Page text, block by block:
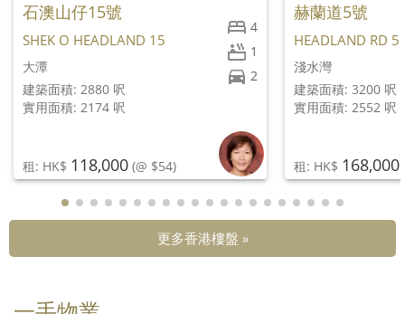
4
1
2
石澳山仔15號
SHEK O HEADLAND 15
大潭
建築面積: 2880 呎
實用面積: 2174 呎
租: HK$ 118,000 (@ $54)
赫蘭道5號
HEADLAND RD 5
淺水灣
建築面積: 3200 呎
實用面積: 2552 呎
租: HK$ 168,000
更多香港樓盤 »